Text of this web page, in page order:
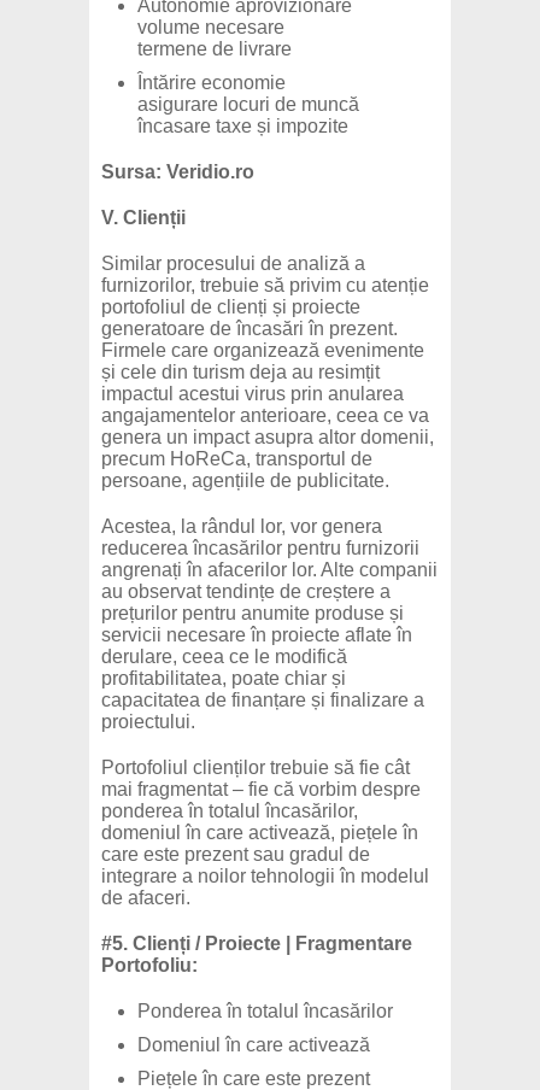
Autonomie aprovizionare
volume necesare
termene de livrare
Întărire economie
asigurare locuri de muncă
încasare taxe și impozite
Sursa: Veridio.ro
V. Clienții
Similar procesului de analiză a
furnizorilor, trebuie să privim cu atenție
portofoliul de clienți și proiecte
generatoare de încasări în prezent.
Firmele care organizează evenimente
și cele din turism deja au resimțit
impactul acestui virus prin anularea
angajamentelor anterioare, ceea ce va
genera un impact asupra altor domenii,
precum HoReCa, transportul de
persoane, agențiile de publicitate.
Acestea, la rândul lor, vor genera
reducerea încasărilor pentru furnizorii
angrenați în afacerilor lor. Alte companii
au observat tendințe de creștere a
prețurilor pentru anumite produse și
servicii necesare în proiecte aflate în
derulare, ceea ce le modifică
profitabilitatea, poate chiar și
capacitatea de finanțare și finalizare a
proiectului.
Portofoliul clienților trebuie să fie cât
mai fragmentat – fie că vorbim despre
ponderea în totalul încasărilor,
domeniul în care activează, piețele în
care este prezent sau gradul de
integrare a noilor tehnologii în modelul
de afaceri.
#5. Clienți / Proiecte | Fragmentare
Portofoliu:
Ponderea în totalul încasărilor
Domeniul în care activează
Piețele în care este prezent